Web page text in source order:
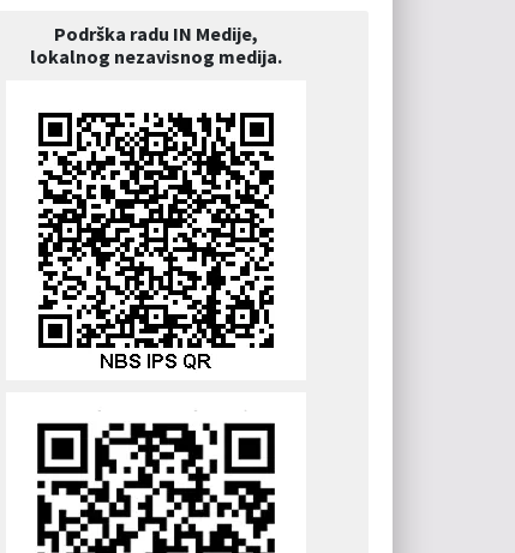
Podrška radu IN Medije,
lokalnog nezavisnog medija.